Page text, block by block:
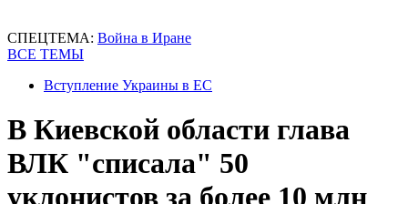
СПЕЦТЕМА: Война в Иране
ВСЕ ТЕМЫ
Вступление Украины в ЕС
В Киевской области глава
ВЛК "списала" 50
уклонистов за более 10 млн